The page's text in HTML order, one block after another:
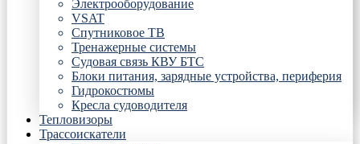
Электрооборудование
VSAT
Спутниковое ТВ
Тренажерные системы
Судовая связь КВУ БТС
Блоки питания, зарядные устройства, периферия
Гидрокостюмы
Кресла судоводителя
Тепловизоры
Трассоискатели